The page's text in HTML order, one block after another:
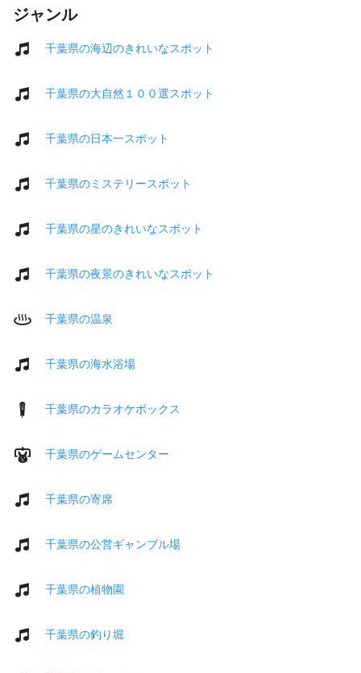
ジャンル
千葉県の海辺のきれいなスポット
千葉県の大自然１００選スポット
千葉県の日本一スポット
千葉県のミステリースポット
千葉県の星のきれいなスポット
千葉県の夜景のきれいなスポット
千葉県の温泉
千葉県の海水浴場
千葉県のカラオケボックス
千葉県のゲームセンター
千葉県の寄席
千葉県の公営ギャンブル場
千葉県の植物園
千葉県の釣り堀